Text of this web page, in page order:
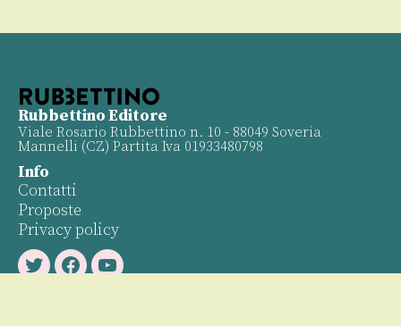
Rubbettino Editore
Viale Rosario Rubbettino n. 10 - 88049 Soveria
Mannelli (CZ) Partita Iva 01933480798
Info
Contatti
Proposte
Privacy policy
TwitterFacebookYoutube